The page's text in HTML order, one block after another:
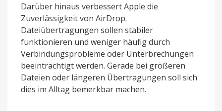
Darüber hinaus verbessert Apple die
Zuverlässigkeit von AirDrop.
Dateiübertragungen sollen stabiler
funktionieren und weniger häufig durch
Verbindungsprobleme oder Unterbrechungen
beeinträchtigt werden. Gerade bei größeren
Dateien oder längeren Übertragungen soll sich
dies im Alltag bemerkbar machen.